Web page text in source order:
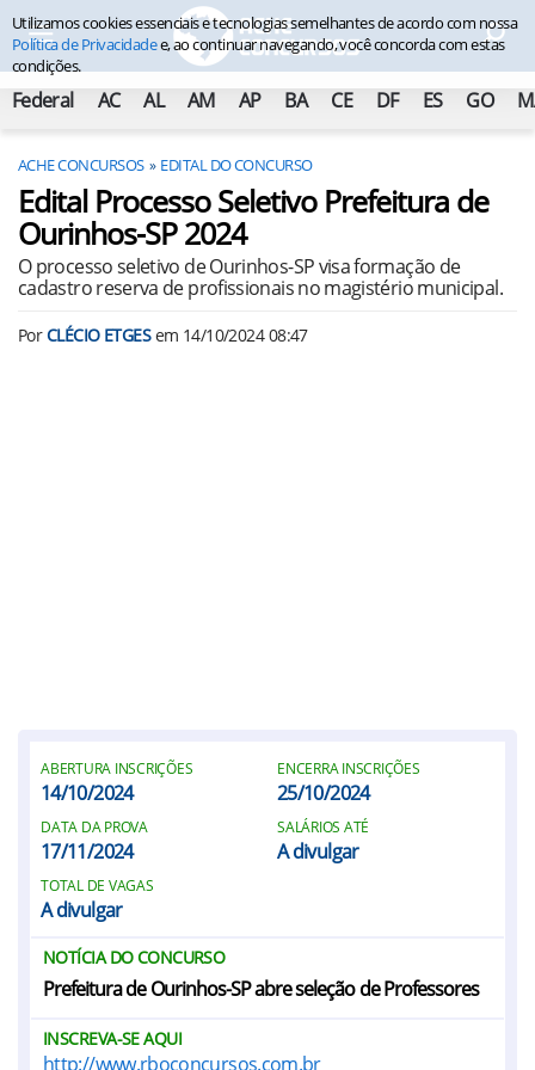
Federal AC AL AM AP BA CE DF ES GO
ACHE CONCURSOS EDITAL DO CONCURSO
Edital Processo Seletivo Prefeitura de
Ourinhos-SP 2024
O processo seletivo de Ourinhos-SP visa formação de
cadastro reserva de profissionais no magistério municipal.
PorCLÉCIO ETGESem 14/10/2024 08:47
ABERTURA INSCRIÇÕES
14/10/2024
ENCERRA INSCRIÇÕES
25/10/2024
DATA DA PROVA
17/11/2024
SALÁRIOS ATÉ
A divulgar
TOTAL DE VAGAS
A divulgar
NOTÍCIA DO CONCURSO
Prefeitura de Ourinhos-SP abre seleção de Professores
INSCREVA-SE AQUI
http://www.rboconcursos.com.br
Utilizamos cookies essenciais e tecnologias semelhantes de acordo com nossa
Política de Privacidadee, ao continuar navegando, você concorda com estas
condições.